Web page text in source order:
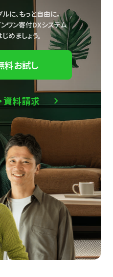
に、もっと自由に。
ワン寄付DXシステム
めましょう。
料お試し
資料請求